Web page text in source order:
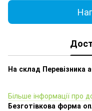
На склад Перевізника
Більше інформації про
Безготівкова форма